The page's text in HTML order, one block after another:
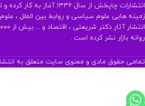
انتشارات چاپخش از سال ۱۳۳۶ آغاز به
زمینه هایی علوم سیاسی و روابط بین الملل ،
روانه بازار نشر کرده است .
تمامی حقوق مادی و معنوی سایت متعلق به